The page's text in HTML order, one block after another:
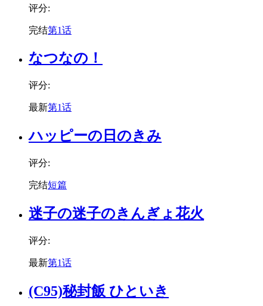
评分:
完结第1话
なつなの！
评分:
最新第1话
ハッピーの日のきみ
评分:
完结短篇
迷子の迷子のきんぎょ花火
评分:
最新第1话
(C95)秘封飯 ひといき